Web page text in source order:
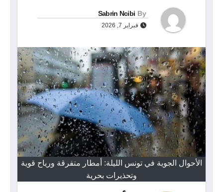
By
Sabrin Ncibi
فبراير 7, 2026
الأحوال الجوية في تونس الليلة: أمطار متفرقة ورياح قوية
وتحذيرات بحرية